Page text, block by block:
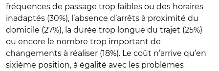
fréquences de passage trop faibles ou des horaires
inadaptés (30%), l’absence d’arrêts à proximité du
domicile (27%), la durée trop longue du trajet (25%)
ou encore le nombre trop important de
changements à réaliser (18%). Le coût n’arrive qu’en
sixième position, à égalité avec les problèmes